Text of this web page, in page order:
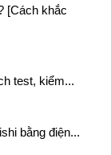
[Cách khắc
test, kiểm...
bằng điện...